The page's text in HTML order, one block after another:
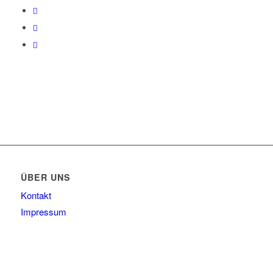
ÜBER UNS
Kontakt
Impressum